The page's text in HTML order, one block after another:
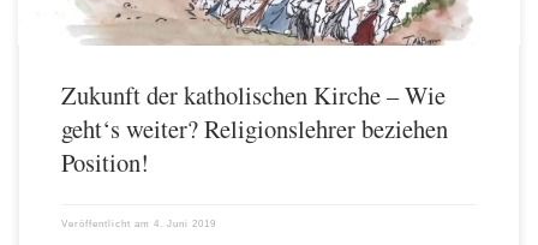
Zukunft der katholischen Kirche – Wie
geht‘s weiter? Religionslehrer beziehen
Position!
Veröffentlicht am 4. Juni 2019